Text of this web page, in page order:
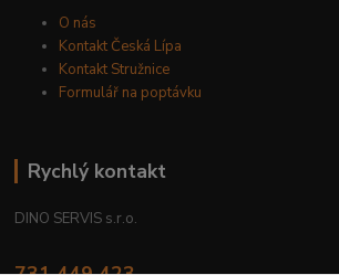
O nás
Kontakt Česká Lípa
Kontakt Stružnice
Formulář na poptávku
Rychlý kontakt
DINO SERVIS s.r.o.